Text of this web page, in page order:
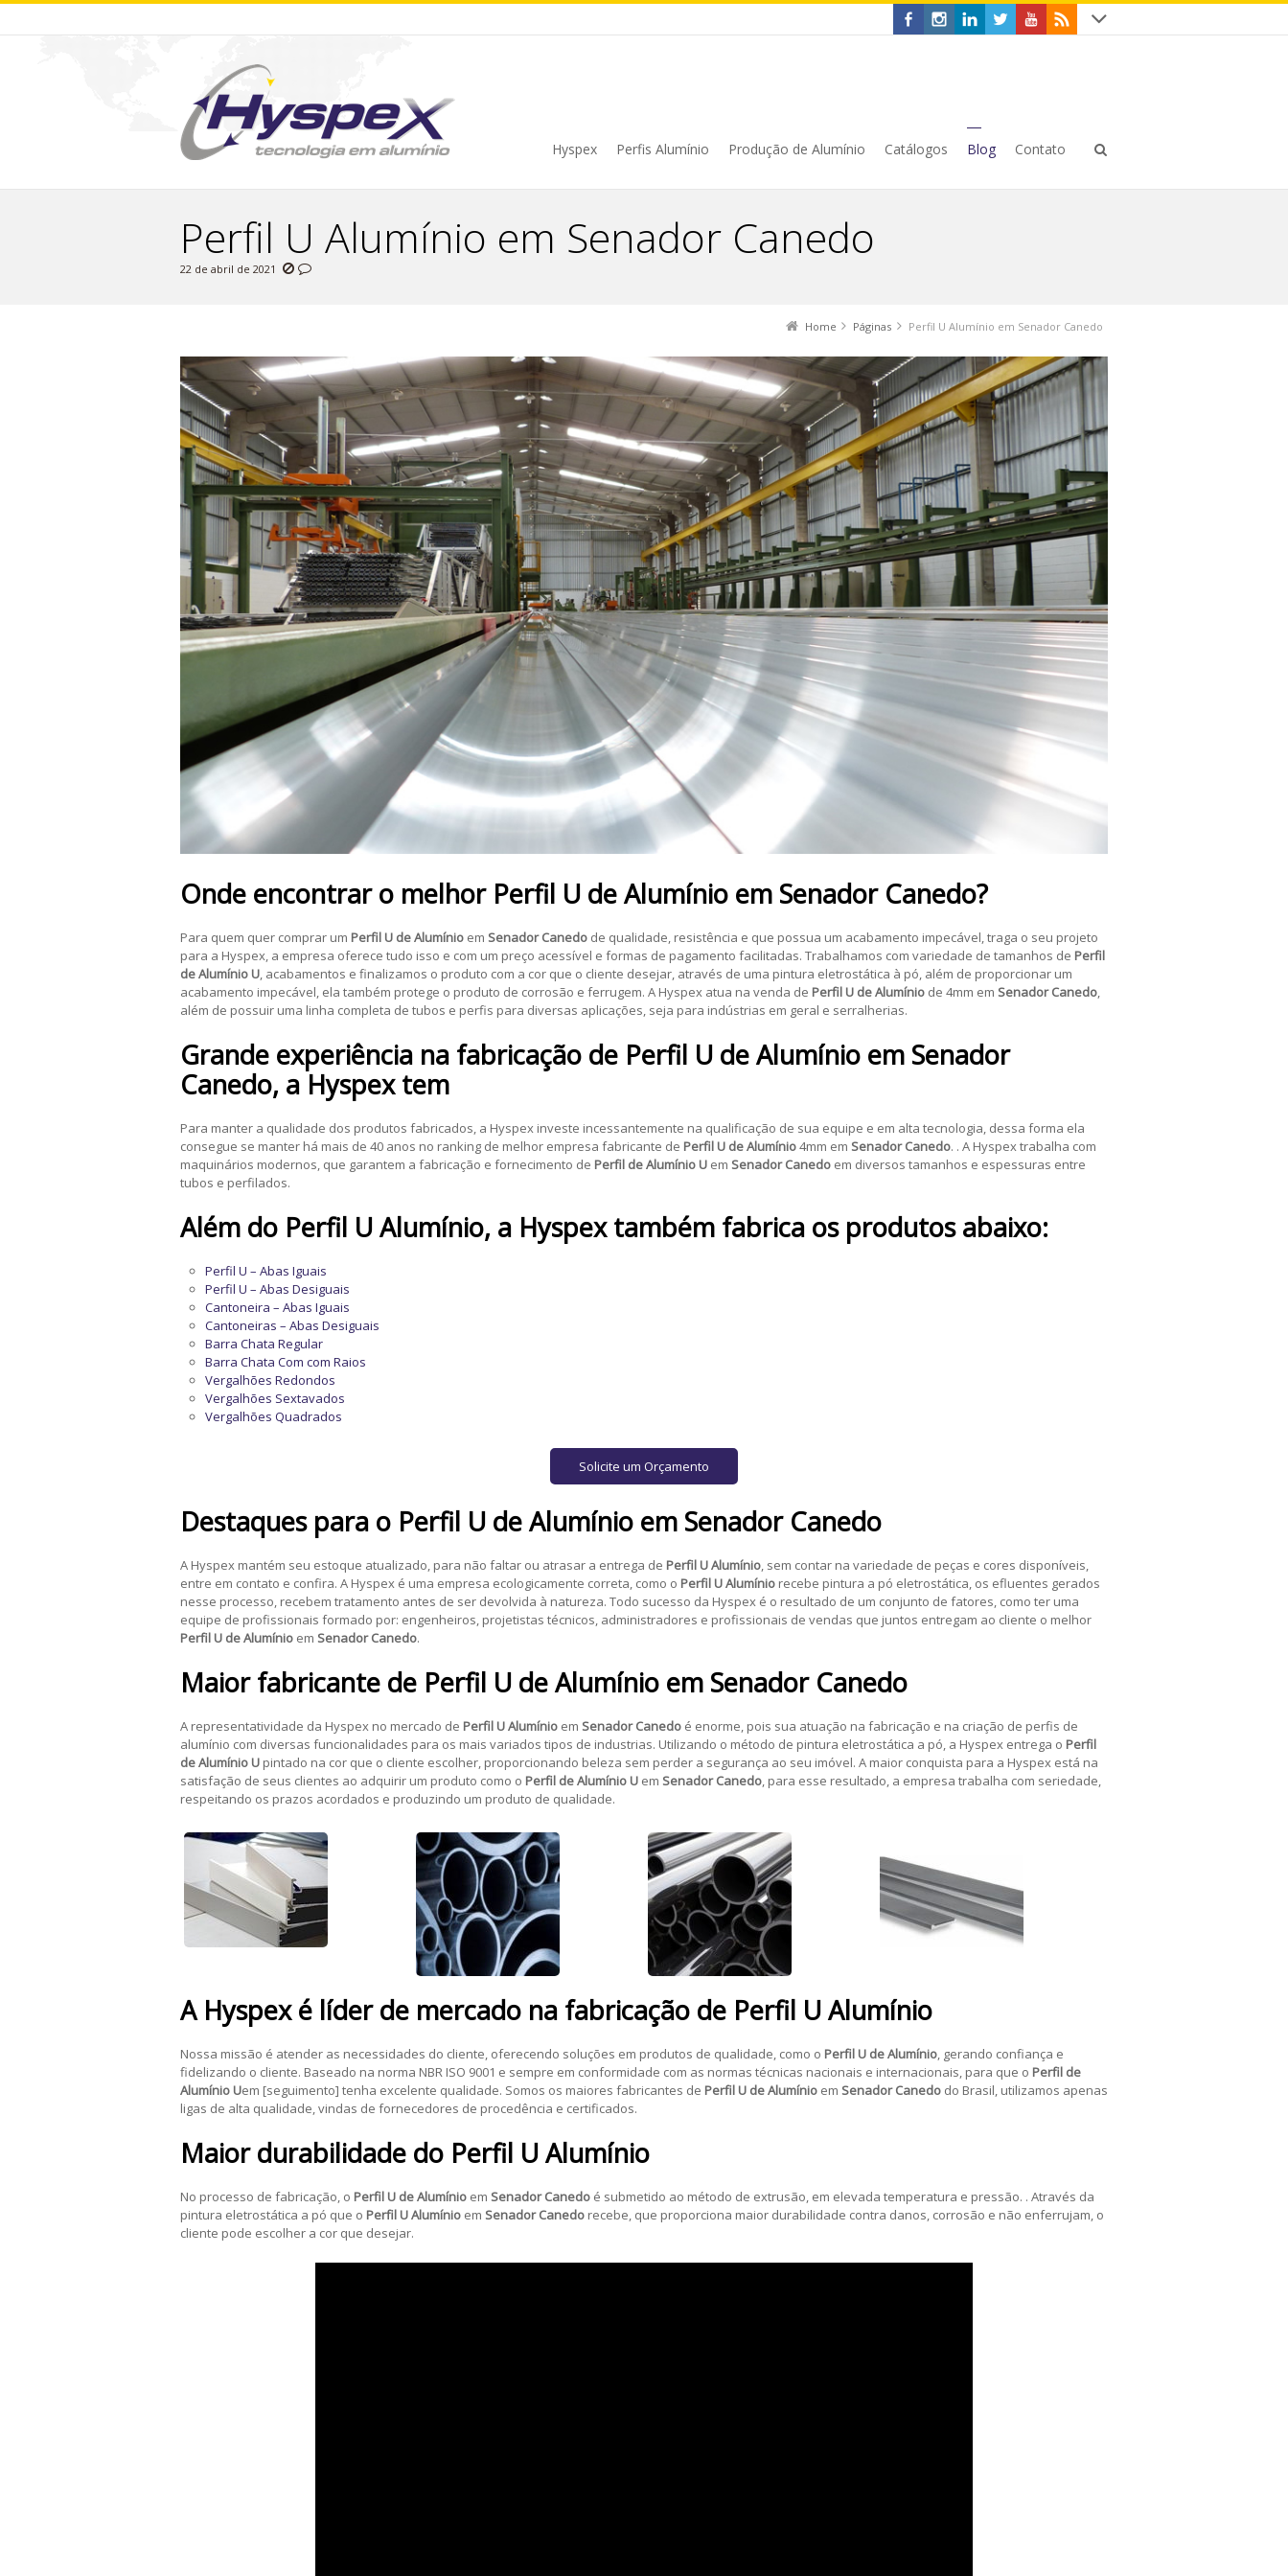
Hyspex Perfis Alumínio Produção de Alumínio Catálogos Blog Contato
Perfil U Alumínio em Senador Canedo
22 de abril de 2021
Home Páginas Perfil U Alumínio em Senador Canedo
Onde encontrar o melhor Perfil U de Alumínio em Senador Canedo?
Para quem quer comprar um Perfil U de Alumínio em Senador Canedo de qualidade, resistência e que possua um acabamento impecável, traga o seu projeto
para a Hyspex, a empresa oferece tudo isso e com um preço acessível e formas de pagamento facilitadas. Trabalhamos com variedade de tamanhos de Perfil
de Alumínio U, acabamentos e finalizamos o produto com a cor que o cliente desejar, através de uma pintura eletrostática à pó, além de proporcionar um
acabamento impecável, ela também protege o produto de corrosão e ferrugem. A Hyspex atua na venda de Perfil U de Alumínio de 4mm em Senador Canedo,
além de possuir uma linha completa de tubos e perfis para diversas aplicações, seja para indústrias em geral e serralherias.
Grande experiência na fabricação de Perfil U de Alumínio em Senador
Canedo, a Hyspex tem
Para manter a qualidade dos produtos fabricados, a Hyspex investe incessantemente na qualificação de sua equipe e em alta tecnologia, dessa forma ela
consegue se manter há mais de 40 anos no ranking de melhor empresa fabricante de Perfil U de Alumínio4mm em Senador Canedo. . A Hyspex trabalha com
maquinários modernos, que garantem a fabricação e fornecimento de Perfil de Alumínio U em Senador Canedo em diversos tamanhos e espessuras entre
tubos e perfilados.
Além do Perfil U Alumínio, a Hyspex também fabrica os produtos abaixo:
Perfil U – Abas Iguais
Perfil U – Abas Desiguais
Cantoneira – Abas Iguais
Cantoneiras – Abas Desiguais
Barra Chata Regular
Barra Chata Com com Raios
Vergalhões Redondos
Vergalhões Sextavados
Vergalhões Quadrados
Solicite um Orçamento
Destaques para o Perfil U de Alumínio em Senador Canedo
A Hyspex mantém seu estoque atualizado, para não faltar ou atrasar a entrega de Perfil U Alumínio, sem contar na variedade de peças e cores disponíveis,
entre em contato e confira. A Hyspex é uma empresa ecologicamente correta, como o Perfil U Alumínio recebe pintura a pó eletrostática, os efluentes gerados
nesse processo, recebem tratamento antes de ser devolvida à natureza. Todo sucesso da Hyspex é o resultado de um conjunto de fatores, como ter uma
equipe de profissionais formado por: engenheiros, projetistas técnicos, administradores e profissionais de vendas que juntos entregam ao cliente o melhor
Perfil U de Alumínio em Senador Canedo.
Maior fabricante de Perfil U de Alumínio em Senador Canedo
A representatividade da Hyspex no mercado de Perfil U Alumínio em Senador Canedo é enorme, pois sua atuação na fabricação e na criação de perfis de
alumínio com diversas funcionalidades para os mais variados tipos de industrias. Utilizando o método de pintura eletrostática a pó, a Hyspex entrega o Perfil
de Alumínio U pintado na cor que o cliente escolher, proporcionando beleza sem perder a segurança ao seu imóvel. A maior conquista para a Hyspex está na
satisfação de seus clientes ao adquirir um produto como o Perfil de Alumínio U em Senador Canedo, para esse resultado, a empresa trabalha com seriedade,
respeitando os prazos acordados e produzindo um produto de qualidade.
A Hyspex é líder de mercado na fabricação de Perfil U Alumínio
Nossa missão é atender as necessidades do cliente, oferecendo soluções em produtos de qualidade, como o Perfil U de Alumínio, gerando confiança e
fidelizando o cliente. Baseado na norma NBR ISO 9001 e sempre em conformidade com as normas técnicas nacionais e internacionais, para que o Perfil de
Alumínio Uem [seguimento] tenha excelente qualidade. Somos os maiores fabricantes de Perfil U de Alumínio em Senador Canedo do Brasil, utilizamos apenas
ligas de alta qualidade, vindas de fornecedores de procedência e certificados.
Maior durabilidade do Perfil U Alumínio
No processo de fabricação, o Perfil U de Alumínio em Senador Canedo é submetido ao método de extrusão, em elevada temperatura e pressão. . Através da
pintura eletrostática a pó que o Perfil U Alumínio em Senador Canedo recebe, que proporciona maior durabilidade contra danos, corrosão e não enferrujam, o
cliente pode escolher a cor que desejar.